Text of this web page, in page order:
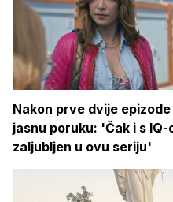
Nakon prve dvije
jasnu poruku: 'Čak i s
zaljubljen u ovu seriju'